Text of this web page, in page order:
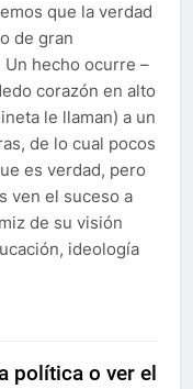
que la verdad
de gran
hecho ocurre –
corazón en alto
le llaman) a un
de lo cual pocos
es verdad, pero
ven el suceso a
de su visión
ideología
política o ver el